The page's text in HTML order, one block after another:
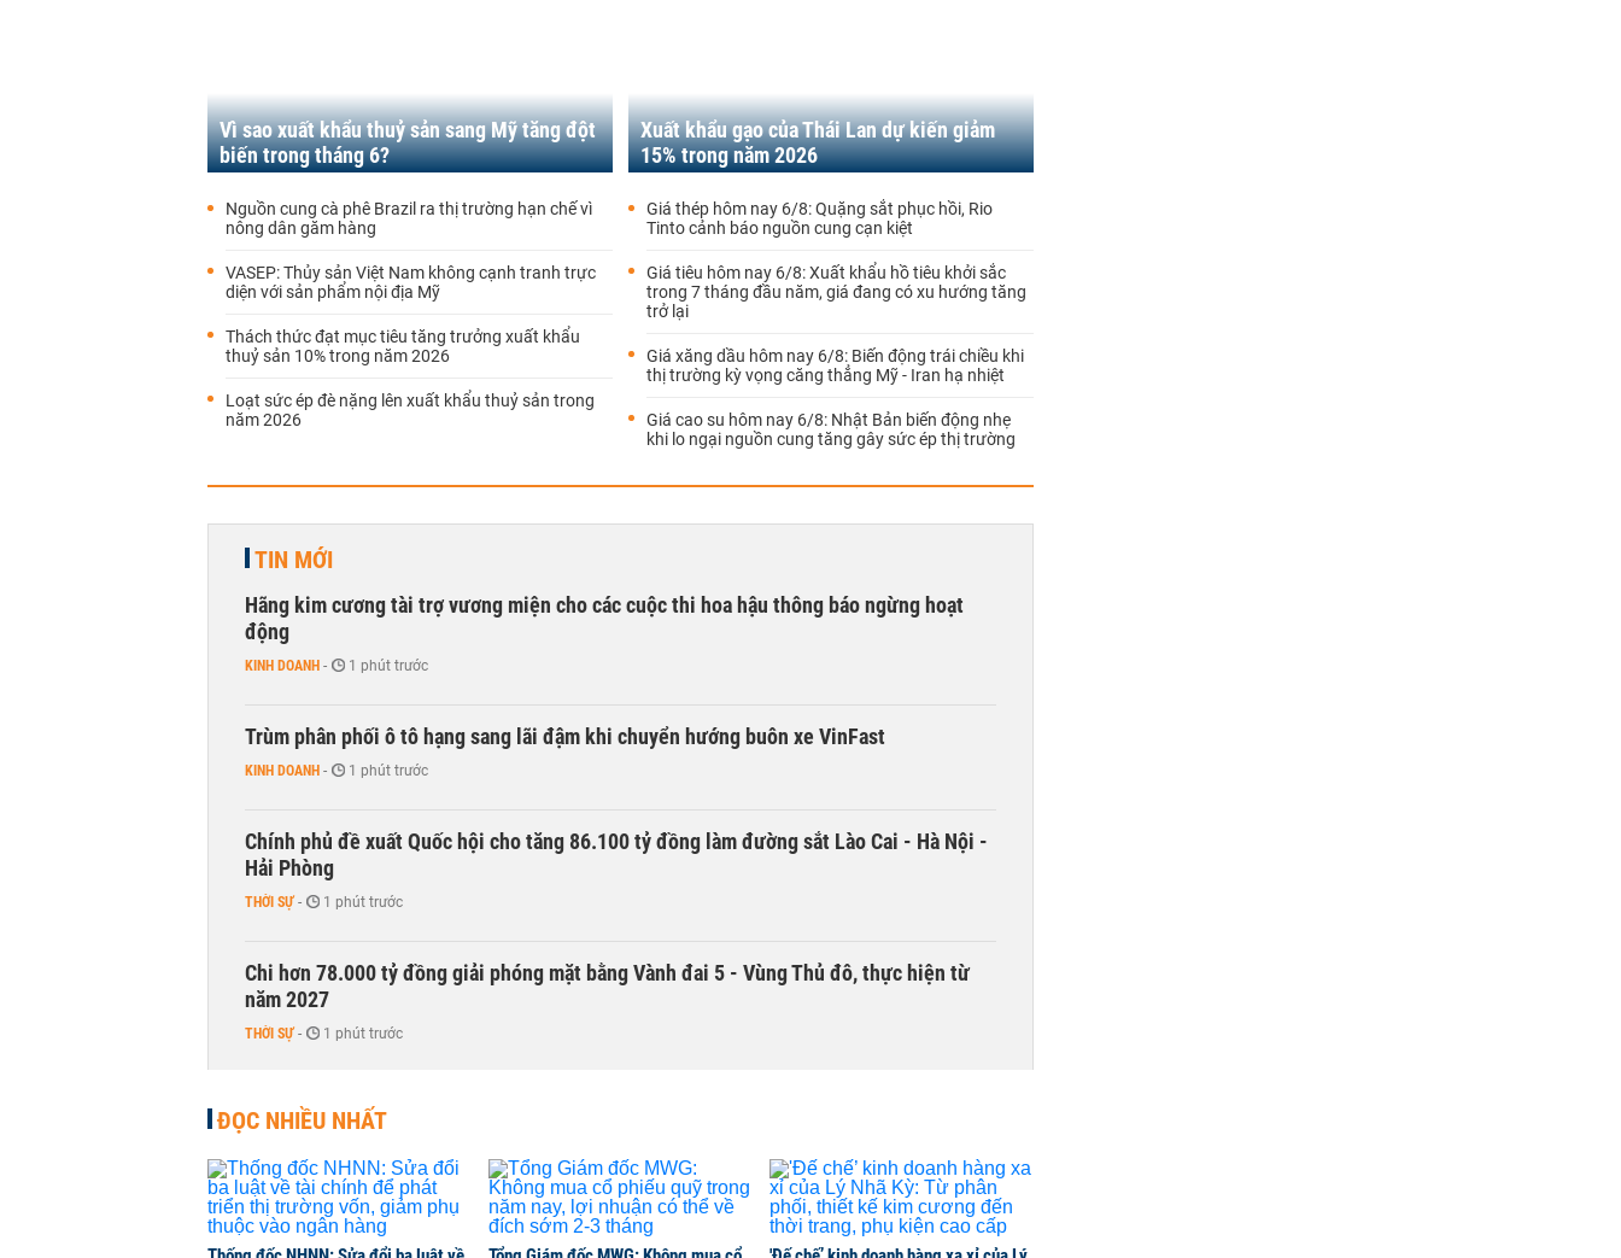
Vì sao xuất khẩu thuỷ sản sang Mỹ tăng đột
biến trong tháng 6?
Nguồn cung cà phê Brazil ra thị trường hạn chế vì
nông dân găm hàng
VASEP: Thủy sản Việt Nam không cạnh tranh trực
diện với sản phẩm nội địa Mỹ
Thách thức đạt mục tiêu tăng trưởng xuất khẩu
thuỷ sản 10% trong năm 2026
Loạt sức ép đè nặng lên xuất khẩu thuỷ sản trong
năm 2026
Xuất khẩu gạo của Thái Lan dự kiến giảm
15% trong năm 2026
Giá thép hôm nay 6/8: Quặng sắt phục hồi, Rio
Tinto cảnh báo nguồn cung cạn kiệt
Giá tiêu hôm nay 6/8: Xuất khẩu hồ tiêu khởi sắc
trong 7 tháng đầu năm, giá đang có xu hướng tăng
trở lại
Giá xăng dầu hôm nay 6/8: Biến động trái chiều khi
thị trường kỳ vọng căng thẳng Mỹ - Iran hạ nhiệt
Giá cao su hôm nay 6/8: Nhật Bản biến động nhẹ
khi lo ngại nguồn cung tăng gây sức ép thị trường
TIN MỚI
Hãng kim cương tài trợ vương miện cho các cuộc thi hoa hậu thông báo ngừng hoạt
động
KINH DOANH - 1 phút trước
Trùm phân phối ô tô hạng sang lãi đậm khi chuyển hướng buôn xe VinFast
KINH DOANH - 1 phút trước
Chính phủ đề xuất Quốc hội cho tăng 86.100 tỷ đồng làm đường sắt Lào Cai - Hà Nội -
Hải Phòng
THỜI SỰ - 1 phút trước
Chi hơn 78.000 tỷ đồng giải phóng mặt bằng Vành đai 5 - Vùng Thủ đô, thực hiện từ
năm 2027
THỜI SỰ - 1 phút trước
Tái cấu trúc đúng hướng, Nam Hoa hái trái ngọt trong kết quả kinh doanh nửa đầu
2026
CHUYỂN ĐỘNG THỊ TRƯỜNG - 1 phút trước
Doanh nghiệp 'họ FPT' chốt ngày nhận cổ tức 10.000 đồng/cp
ĐỌC NHIỀU NHẤT